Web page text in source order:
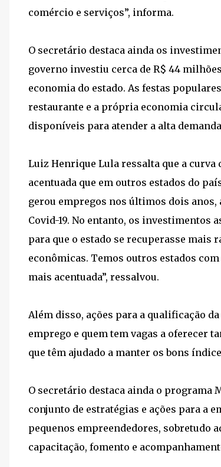
comércio e serviços”, informa.
O secretário destaca ainda os
governo investiu cerca de R$ 44
economia do estado. As festas
restaurante e a própria economia
disponíveis para atender a alta
Luiz Henrique Lula ressalta que a
acentuada que em outros estados do
gerou empregos nos últimos dois anos,
Covid-19. No entanto, os
para que o estado se recuperasse mais
econômicas. Temos outros estados
mais acentuada”, ressalvou.
Além disso, ações para a qualificação
emprego e quem tem vagas a oferecer
que têm ajudado a manter os bons
O secretário destaca ainda o programa
conjunto de estratégias e ações para a
pequenos empreendedores, sobretudo
capacitação, fomento e